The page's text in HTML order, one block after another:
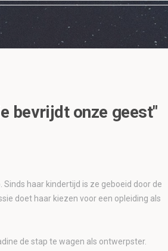
bevrijdt onze geest"
haar kindertijd is ze geboeid door de
doet haar kiezen voor een opleiding als
de stap te wagen als ontwerpster.